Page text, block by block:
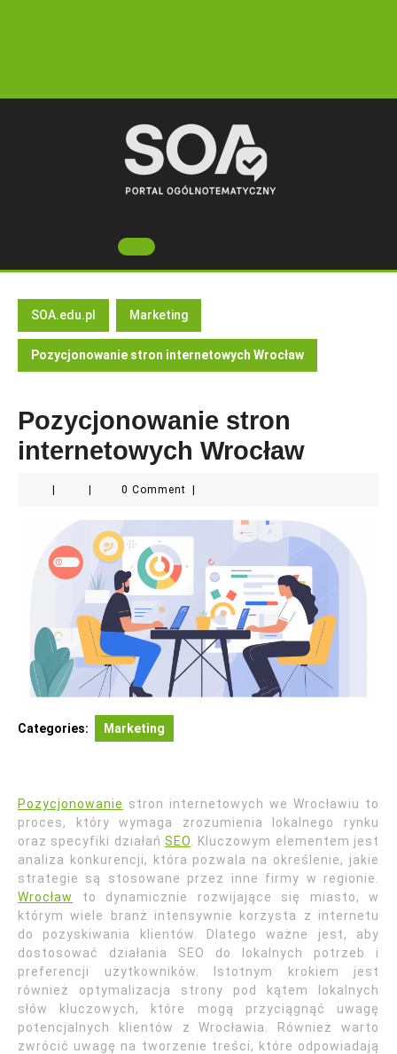
Open
Button
SOA.edu.pl Marketing
Pozycjonowanie stron internetowych Wrocław
Pozycjonowanie stron
internetowych Wrocław
0 Comment
Categories: Marketing
Pozycjonowanie stron internetowych we Wrocławiu to
proces, który wymaga zrozumienia lokalnego rynku
oraz specyfiki działań SEO . Kluczowym elementem jest
analiza konkurencji, która pozwala na określenie, jakie
strategie są stosowane przez inne firmy w regionie.
Wrocław
to dynamicznie rozwijające się miasto, w
którym wiele branż intensywnie korzysta z internetu
do pozyskiwania klientów. Dlatego ważne jest, aby
dostosować działania SEO do lokalnych potrzeb i
preferencji użytkowników. Istotnym krokiem jest
również optymalizacja strony pod kątem lokalnych
słów kluczowych, które mogą przyciągnąć uwagę
potencjalnych klientów z Wrocławia. Również warto
zwrócić uwagę na tworzenie treści, które odpowiadają